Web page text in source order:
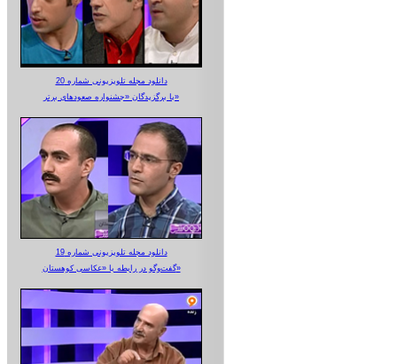
دانلود مجله تلویزیونی شماره 20
با برگزیدگان «جشنواره صعودهای برتر»
دانلود مجله تلویزیونی شماره 19
گفت‌وگو در رابطه با «عکاسی کوهستان»